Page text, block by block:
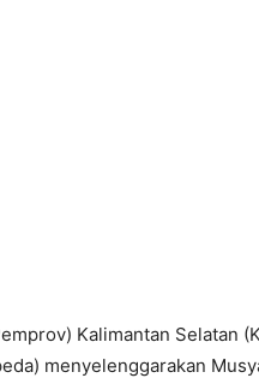
Kalimantan Selatan
menyelenggarakan